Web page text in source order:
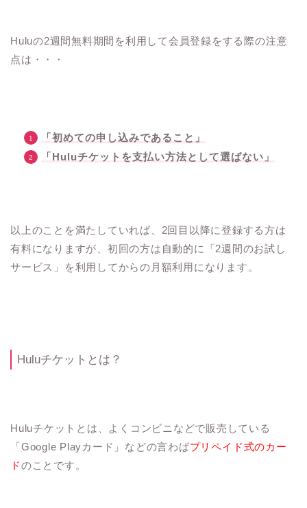
Huluの2週間無料期間を利用して会員登録をする際の注意
点は・・・
「初めての申し込みであること」
「Huluチケットを支払い方法として選ばない」
以上のことを満たしていれば、2回目以降に登録する方は
有料になりますが、初回の方は自動的に「2週間のお試し
サービス」を利用してからの月額利用になります。
Huluチケットとは？
Huluチケットとは、よくコンビニなどで販売している
「Google Playカード」などの言わばプリペイド式のカー
ドのことです。